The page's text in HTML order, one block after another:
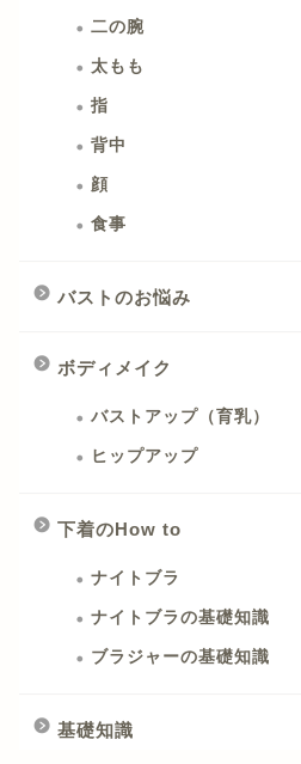
二の腕
太もも
指
背中
顔
食事
バストのお悩み
ボディメイク
バストアップ（育乳）
ヒップアップ
下着のHow to
ナイトブラ
ナイトブラの基礎知識
ブラジャーの基礎知識
基礎知識